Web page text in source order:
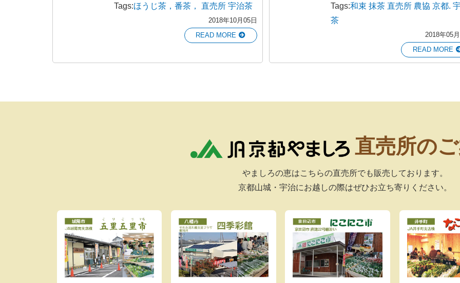
Tags:ほうじ茶，番茶， 直売所 宇治茶
2018年10月05日
READ MORE
Tags:和束 抹茶 直売所 農協 京都.
茶
2018年05
READ MORE
直売所の
やましろの恵はこちらの直売所でも販売しております。
京都山城・宇治にお越しの際はぜひお立ち寄りください。